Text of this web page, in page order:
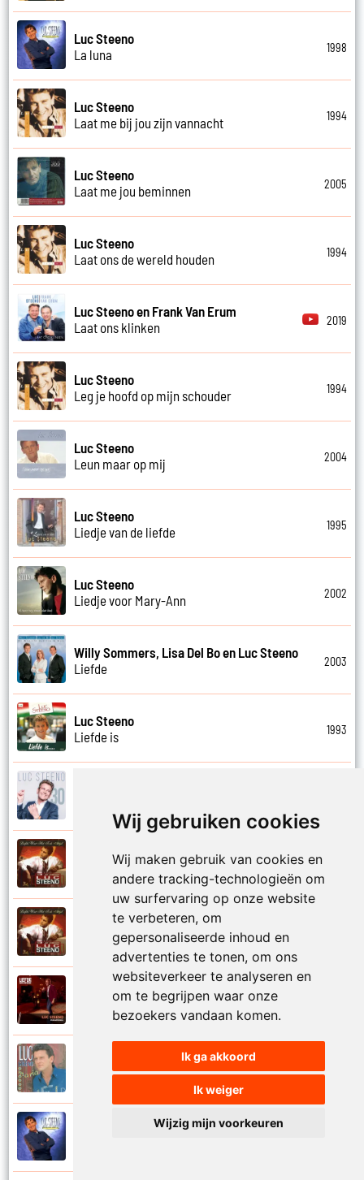
Wij gebruiken cookies
Wij maken gebruik van cookies en
andere tracking-technologieën om
uw surfervaring op onze website
te verbeteren, om
gepersonaliseerde inhoud en
advertenties te tonen, om ons
websiteverkeer te analyseren en
om te begrijpen waar onze
bezoekers vandaan komen.
Ik ga akkoord
Ik weiger
Wijzig mijn voorkeuren
Luc Steeno
La luna
1998
Luc Steeno
Laat me bij jou zijn vannacht
1994
Luc Steeno
Laat me jou beminnen
2005
Luc Steeno
Laat ons de wereld houden
1994
Luc Steeno en Frank Van Erum
Laat ons klinken
2019
Luc Steeno
Leg je hoofd op mijn schouder
1994
Luc Steeno
Leun maar op mij
2004
Luc Steeno
Liedje van de liefde
1995
Luc Steeno
Liedje voor Mary-Ann
2002
Willy Sommers, Lisa Del Bo en Luc Steeno
Liefde
2003
Luc Steeno
Liefde is
1993
Luc Steeno
Liefde op het eerste zicht
Luc Steeno
Liefde wint het toch altijd
Luc Steeno
Maandag